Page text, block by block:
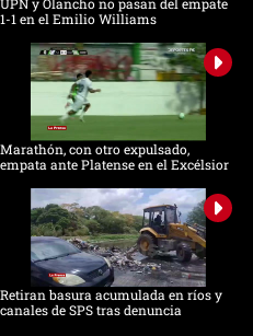
UPN y Olancho no pasan del empate
1-1 en el Emilio Williams
Marathón, con otro expulsado,
empata ante Platense en el Excélsior
Retiran basura acumulada en ríos y
canales de SPS tras denuncia